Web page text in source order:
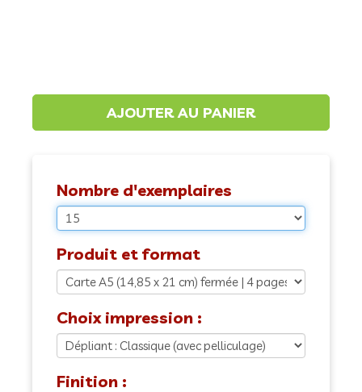
Nombre d'exemplaires
Produit et format
Choix impression :
Finition :